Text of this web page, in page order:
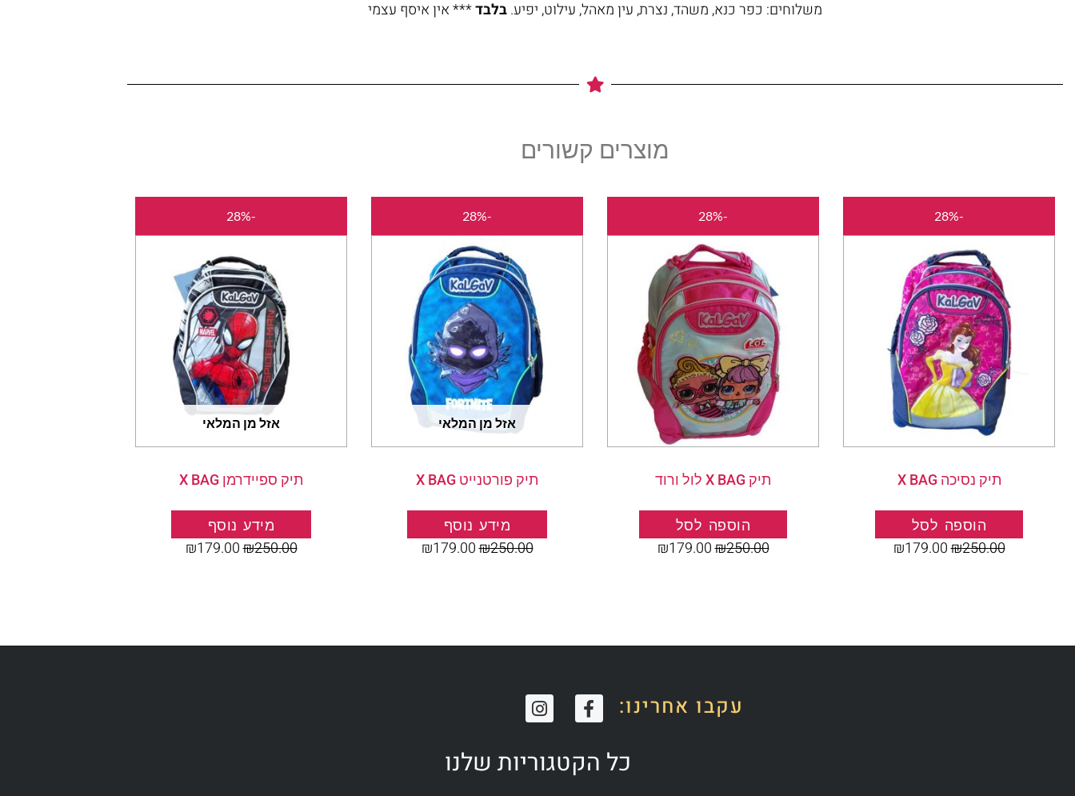
משלוחים: כפר כנא, משהד, נצרת, עין מאהל, עילוט, יפיע.בלבד*** אין איסף עצמי
מוצרים קשורים
-28%
תיק נסיכה X BAG
הוספה לסל
₪250.00
המקורי
היה:
₪250.00.
₪179.00
הוא:
-28%
תיק X BAG לול ורוד
הוספה לסל
₪250.00
המקורי
היה:
₪250.00.
₪179.00
הוא:
-28%
אזל מן המלאי
תיק פורטנייט X BAG
מידע נוסף
₪250.00
המקורי
היה:
₪250.00.
₪179.00
הוא:
-28%
אזל מן המלאי
תיק ספיידרמן X BAG
מידע נוסף
₪250.00
המקורי
היה:
₪250.00.
₪179.00
הוא:
עקבו אחרינו:
F
a
e
b
I
n
t
a
כל הקטגוריות שלנו